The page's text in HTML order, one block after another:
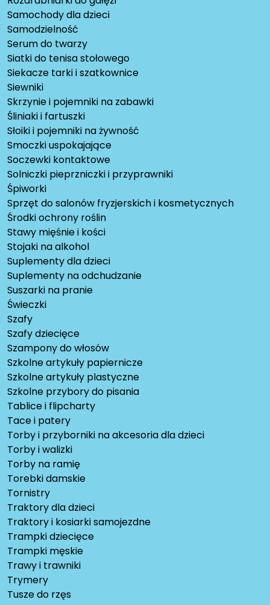
Samochody dla dzieci
Samodzielność
Serum do twarzy
Siatki do tenisa stołowego
Siekacze tarki i szatkownice
Siewniki
Skrzynie i pojemniki na zabawki
Śliniaki i fartuszki
Słoiki i pojemniki na żywność
Smoczki uspokajające
Soczewki kontaktowe
Solniczki pieprzniczki i przyprawniki
Śpiworki
Sprzęt do salonów fryzjerskich i kosmetycznych
Środki ochrony roślin
Stawy mięśnie i kości
Stojaki na alkohol
Suplementy dla dzieci
Suplementy na odchudzanie
Suszarki na pranie
Świeczki
Szafy
Szafy dziecięce
Szampony do włosów
Szkolne artykuły papiernicze
Szkolne artykuły plastyczne
Szkolne przybory do pisania
Tablice i flipcharty
Tace i patery
Torby i przyborniki na akcesoria dla dzieci
Torby i walizki
Torby na ramię
Torebki damskie
Tornistry
Traktory dla dzieci
Traktory i kosiarki samojezdne
Trampki dziecięce
Trampki męskie
Trawy i trawniki
Trymery
Tusze do rzęs